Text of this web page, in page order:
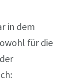
in dem
für die